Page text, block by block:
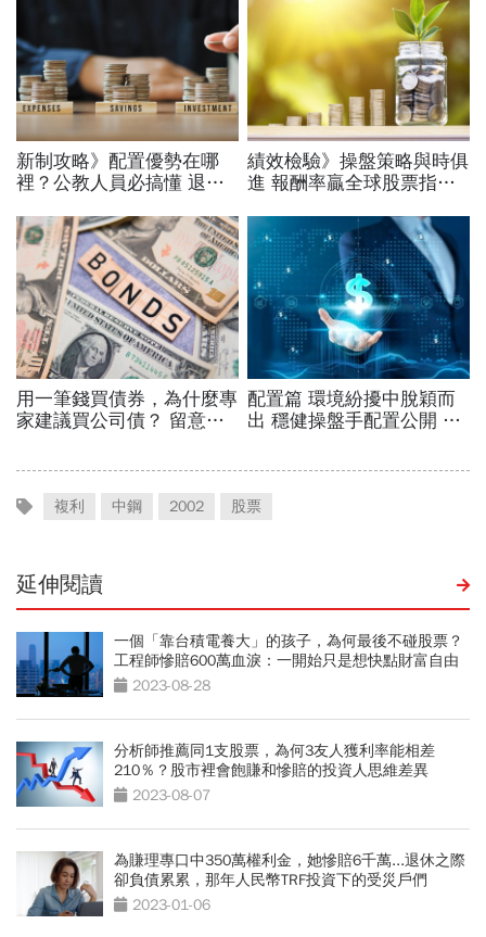
複利 中鋼 2002 股票
延伸閱讀
一個「靠台積電養大」的孩子，為何最後不碰股票？
工程師慘賠600萬血淚：一開始只是想快點財富自由
2023-08-28
分析師推薦同1支股票，為何3友人獲利率能相差
210％？股市裡會飽賺和慘賠的投資人思維差異
2023-08-07
為賺理專口中350萬權利金，她慘賠6千萬...退休之際
卻負債累累，那年人民幣TRF投資下的受災戶們
2023-01-06